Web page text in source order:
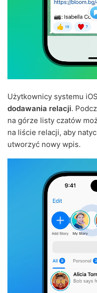
Użytkownicy systemu
dodawania relacji.
na górze listy czatów
na liście relacji, aby
utworzyć nowy wpis.